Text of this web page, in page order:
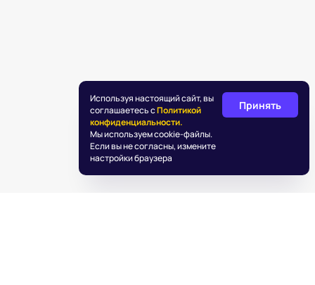
Используя настоящий сайт, вы
соглашаетесь сПолитикой
конфиденциальности.
Мы используем cookie-файлы.
Если вы не согласны, измените
настройки браузера
Принять